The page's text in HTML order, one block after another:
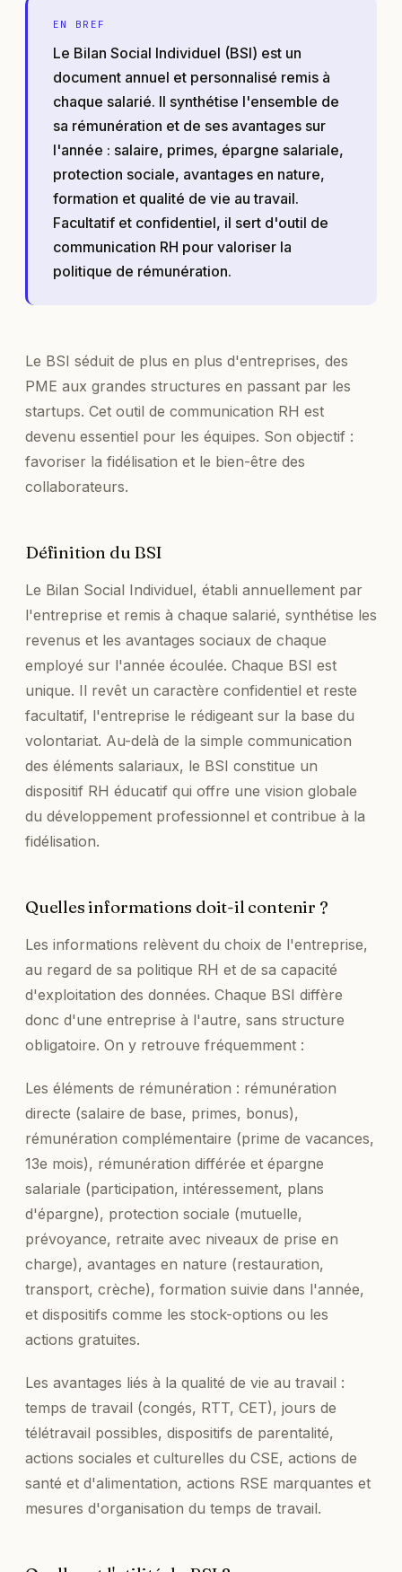
EN BREF
Le Bilan Social Individuel (BSI) est un
document annuel et personnalisé remis à
chaque salarié. Il synthétise l'ensemble de
sa rémunération et de ses avantages sur
l'année : salaire, primes, épargne salariale,
protection sociale, avantages en nature,
formation et qualité de vie au travail.
Facultatif et confidentiel, il sert d'outil de
communication RH pour valoriser la
politique de rémunération.
Le BSI séduit de plus en plus d'entreprises, des
PME aux grandes structures en passant par les
startups. Cet outil de communication RH est
devenu essentiel pour les équipes. Son objectif :
favoriser la fidélisation et le bien-être des
collaborateurs.
Définition du BSI
Le Bilan Social Individuel, établi annuellement par
l'entreprise et remis à chaque salarié, synthétise les
revenus et les avantages sociaux de chaque
employé sur l'année écoulée. Chaque BSI est
unique. Il revêt un caractère confidentiel et reste
facultatif, l'entreprise le rédigeant sur la base du
volontariat. Au-delà de la simple communication
des éléments salariaux, le BSI constitue un
dispositif RH éducatif qui offre une vision globale
du développement professionnel et contribue à la
fidélisation.
Quelles informations doit-il contenir ?
Les informations relèvent du choix de l'entreprise,
au regard de sa politique RH et de sa capacité
d'exploitation des données. Chaque BSI diffère
donc d'une entreprise à l'autre, sans structure
obligatoire. On y retrouve fréquemment :
Les éléments de rémunération : rémunération
directe (salaire de base, primes, bonus),
rémunération complémentaire (prime de vacances,
13e mois), rémunération différée et épargne
salariale (participation, intéressement, plans
d'épargne), protection sociale (mutuelle,
prévoyance, retraite avec niveaux de prise en
charge), avantages en nature (restauration,
transport, crèche), formation suivie dans l'année,
et dispositifs comme les stock-options ou les
actions gratuites.
Les avantages liés à la qualité de vie au travail :
temps de travail (congés, RTT, CET), jours de
télétravail possibles, dispositifs de parentalité,
actions sociales et culturelles du CSE, actions de
santé et d'alimentation, actions RSE marquantes et
mesures d'organisation du temps de travail.